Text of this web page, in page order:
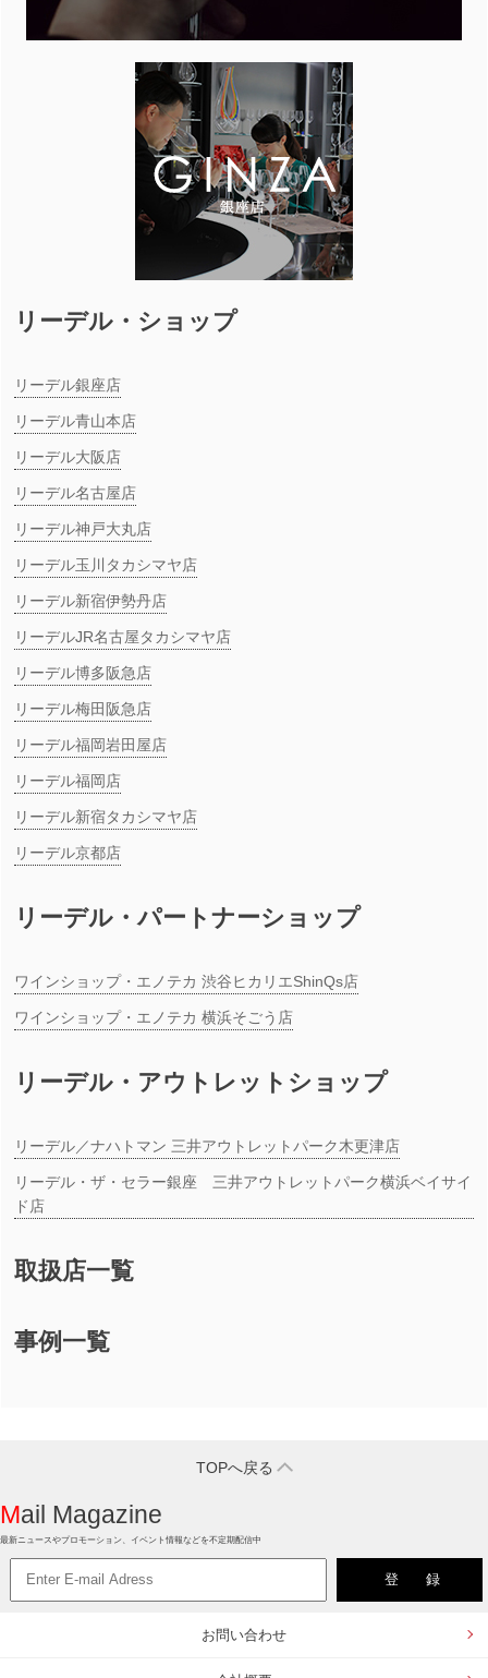
リーデル・ショップ
リーデル銀座店
リーデル青山本店
リーデル大阪店
リーデル名古屋店
リーデル神戸大丸店
リーデル玉川タカシマヤ店
リーデル新宿伊勢丹店
リーデルJR名古屋タカシマヤ店
リーデル博多阪急店
リーデル梅田阪急店
リーデル福岡岩田屋店
リーデル福岡店
リーデル新宿タカシマヤ店
リーデル京都店
リーデル・パートナーショップ
ワインショップ・エノテカ 渋谷ヒカリエShinQs店
ワインショップ・エノテカ 横浜そごう店
リーデル・アウトレットショップ
リーデル／ナハトマン 三井アウトレットパーク木更津店
リーデル・ザ・セラー銀座 三井アウトレットパーク横浜ベイサイ
ド店
取扱店一覧
事例一覧
TOPへ戻る
Mail Magazine
最新ニュースやプロモーション、イベント情報などを不定期配信中
お問い合わせ